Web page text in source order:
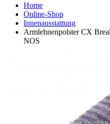
Home
Online-Shop
Innenausstattung
Armlehnenpolster CX
NOS